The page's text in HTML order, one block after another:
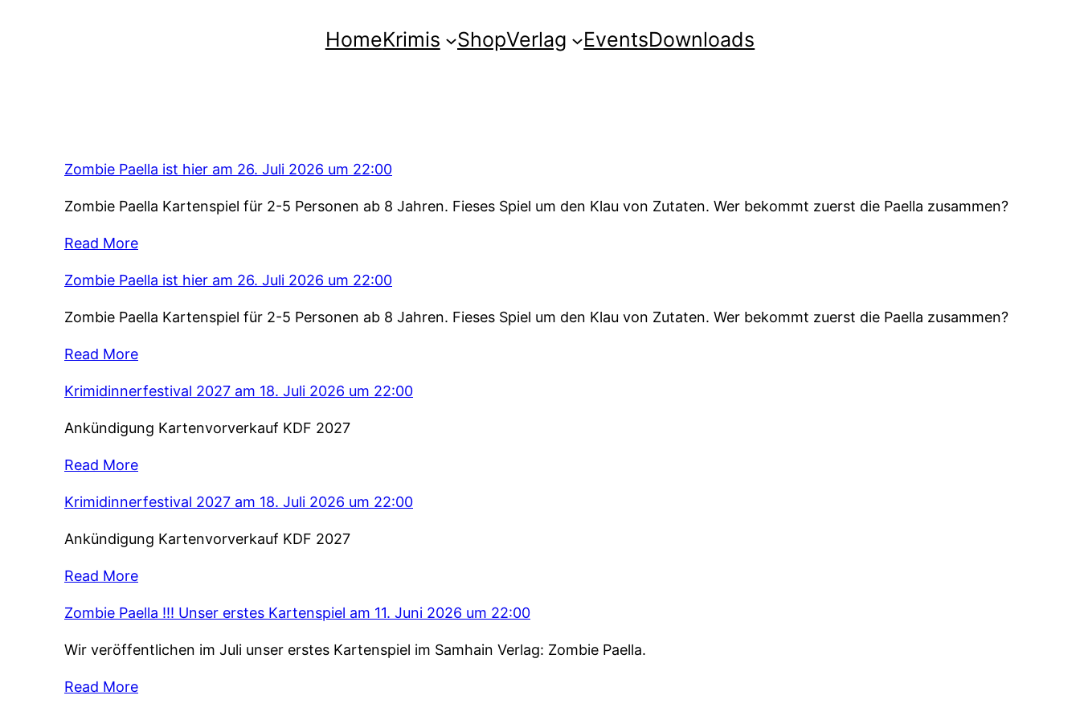
HomeKrimis ShopVerlag EventsDownloads
Zombie Paella ist hier am 26. Juli 2026 um 22:00
Zombie Paella Kartenspiel für 2-5 Personen ab 8 Jahren. Fieses Spiel um den Klau von Zutaten. Wer bekommt zuerst die Paella zusammen?
Read More
Zombie Paella ist hier am 26. Juli 2026 um 22:00
Zombie Paella Kartenspiel für 2-5 Personen ab 8 Jahren. Fieses Spiel um den Klau von Zutaten. Wer bekommt zuerst die Paella zusammen?
Read More
Krimidinnerfestival 2027 am 18. Juli 2026 um 22:00
Ankündigung Kartenvorverkauf KDF 2027
Read More
Krimidinnerfestival 2027 am 18. Juli 2026 um 22:00
Ankündigung Kartenvorverkauf KDF 2027
Read More
Zombie Paella !!! Unser erstes Kartenspiel am 11. Juni 2026 um 22:00
Wir veröffentlichen im Juli unser erstes Kartenspiel im Samhain Verlag: Zombie Paella.
Read More